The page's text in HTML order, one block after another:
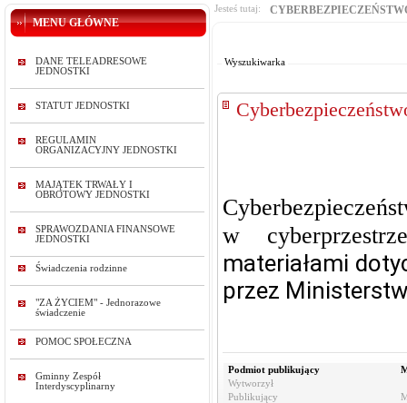
MENU GŁÓWNE
DANE TELEADRESOWE
JEDNOSTKI
STATUT JEDNOSTKI
REGULAMIN
ORGANIZACYJNY JEDNOSTKI
MAJĄTEK TRWAŁY I
OBROTOWY JEDNOSTKI
SPRAWOZDANIA FINANSOWE
JEDNOSTKI
Świadczenia rodzinne
"ZA ŻYCIEM" - Jednorazowe
świadczenie
POMOC SPOŁECZNA
Gminny Zespół
Interdyscyplinarny
Jesteś tutaj:
Wyszukiwarka
w
materiałami
przez
Podmiot publikujący
Wytworzył
Publikujący